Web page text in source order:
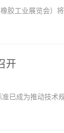
胶工业展览会）
开
已成为推动技术